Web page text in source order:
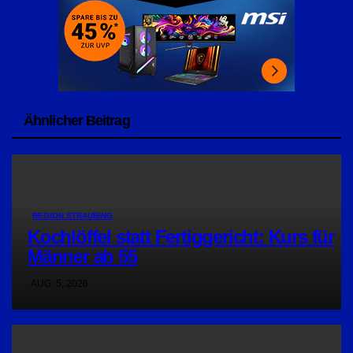
Ähnlicher Beitrag
REGION STRAUBING
Kochlöffel statt Fertiggericht: Kurs für
Männer ab 55